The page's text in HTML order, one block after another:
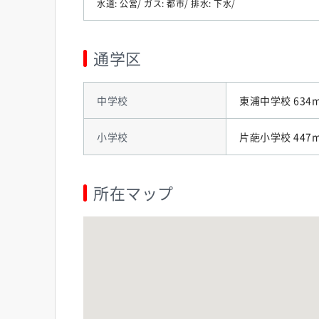
水道: 公営/ ガス: 都市/ 排水: 下水/
通学区
中学校 東浦中学校
小学校 片葩小学校
所在マップ